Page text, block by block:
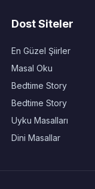
Dost Siteler
En Güzel Şiirler
Masal Oku
Bedtime Story
Bedtime Story
Uyku Masalları
Dini Masallar